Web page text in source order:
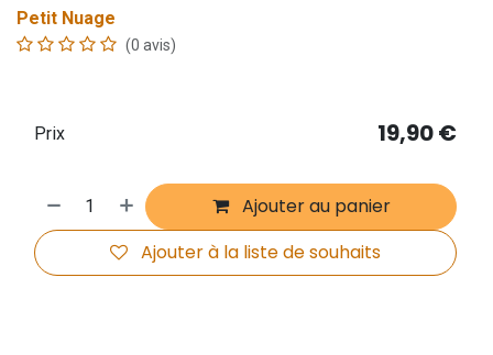
Petit Nuage
(0 avis)
Ajouter au panier
Ajouter à la liste de souhaits
Prix 19,90€